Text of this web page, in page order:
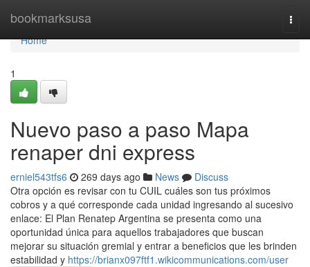
bookmarksusa
Home
Home
1
Nuevo paso a paso Mapa
renaper dni express
erniel543tfs6 269 days ago News
Discuss
Otra opción es revisar con tu CUIL cuáles son tus próximos
cobros y a qué corresponde cada unidad ingresando al sucesivo
enlace: El Plan Renatep Argentina se presenta como una
oportunidad única para aquellos trabajadores que buscan
mejorar su situación gremial y entrar a beneficios que les brinden
estabilidad y https://brianx097ftf1.wikicommunications.com/user